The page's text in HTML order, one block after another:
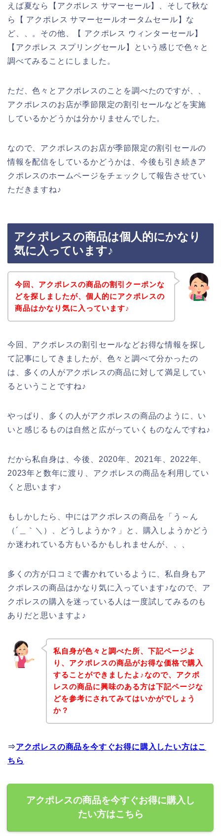
えば夏なら【アクポレス サマーセール】、そして秋な
ら【 アクポレス サマーセールオータムセール】な
ど、、。その他、【 アクポレス ウィンターセール】
【アクポレス スプリングセール】という感じで色々と
調べてみることにしました。
ただ、色々とアクポレスのことを調べたのですが、、
アクポレスのお店が季節限定の割引セールなどを実施
しているかどうかは分かりませんでした。
なので、アクポレスのお店が季節限定の割引セールの
情報を配信をしているかどうかは、今後も引き続きア
クポレスのホームページをチェックして報告させてい
ただきますね♪
アクポレスの商品は個人的にかなり
気に入っています♪
今回、アクポレスの商品の割引クーポンな
どを探しましたが、個人的にアクポレスの
商品はかなり気に入っています♪
今回、アクポレスの割引セールなどお得な情報を探し
て記事にしてきましたが、色々と調べて分かったの
は、多くの人がアクポレスの商品に対して満足してい
るということですね♪
やっぱり、多くの人がアクポレスの商品のように、い
いと感じるものは自然と広がっていくものなんですね♪
だから私自身は、今後、2020年、2021年、2022年、
2023年と数年に渡り、アクポレスの商品を利用してい
くと思います♪
もしかしたら、中にはアクポレスの商品を「う～ん
（´＿｀＼）、どうしようか？」と、購入しようかどう
か迷われている方もいるかもしれませんが、、、
多くの方が口コミで書かれているように、私自身もア
クポレスの商品はかなり気に入っています♪なので、ア
クポレスの購入を迷っている人は一度試してみるのも
ありだと思いますよ♪
私自身が色々と調べた所、下記ページよ
り、アクポレスの商品がお得な価格で購入
することができましたよ♪なので、アクポ
レスの商品に興味のある方は下記ページな
どを参考にされてみてはいかがでしょう
か？
⇒アクポレスの商品を今すぐお得に購入したい方はこ
ちら
アクポレスの商品を今すぐお得に購入し
たい方はこちら